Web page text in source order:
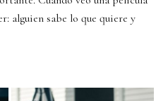
alguien sabe lo que quiere y